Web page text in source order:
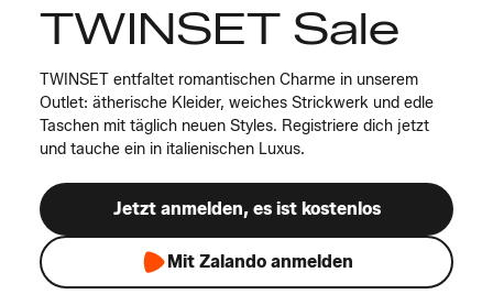
TWINSET Sale
TWINSET entfaltet romantischen Charme in unserem
Outlet: ätherische Kleider, weiches Strickwerk und edle
Taschen mit täglich neuen Styles. Registriere dich jetzt
und tauche ein in italienischen Luxus.
Jetzt anmelden, es ist kostenlos
Mit Zalando anmelden